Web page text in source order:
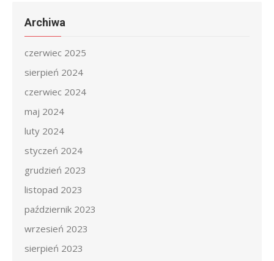
Archiwa
czerwiec 2025
sierpień 2024
czerwiec 2024
maj 2024
luty 2024
styczeń 2024
grudzień 2023
listopad 2023
październik 2023
wrzesień 2023
sierpień 2023